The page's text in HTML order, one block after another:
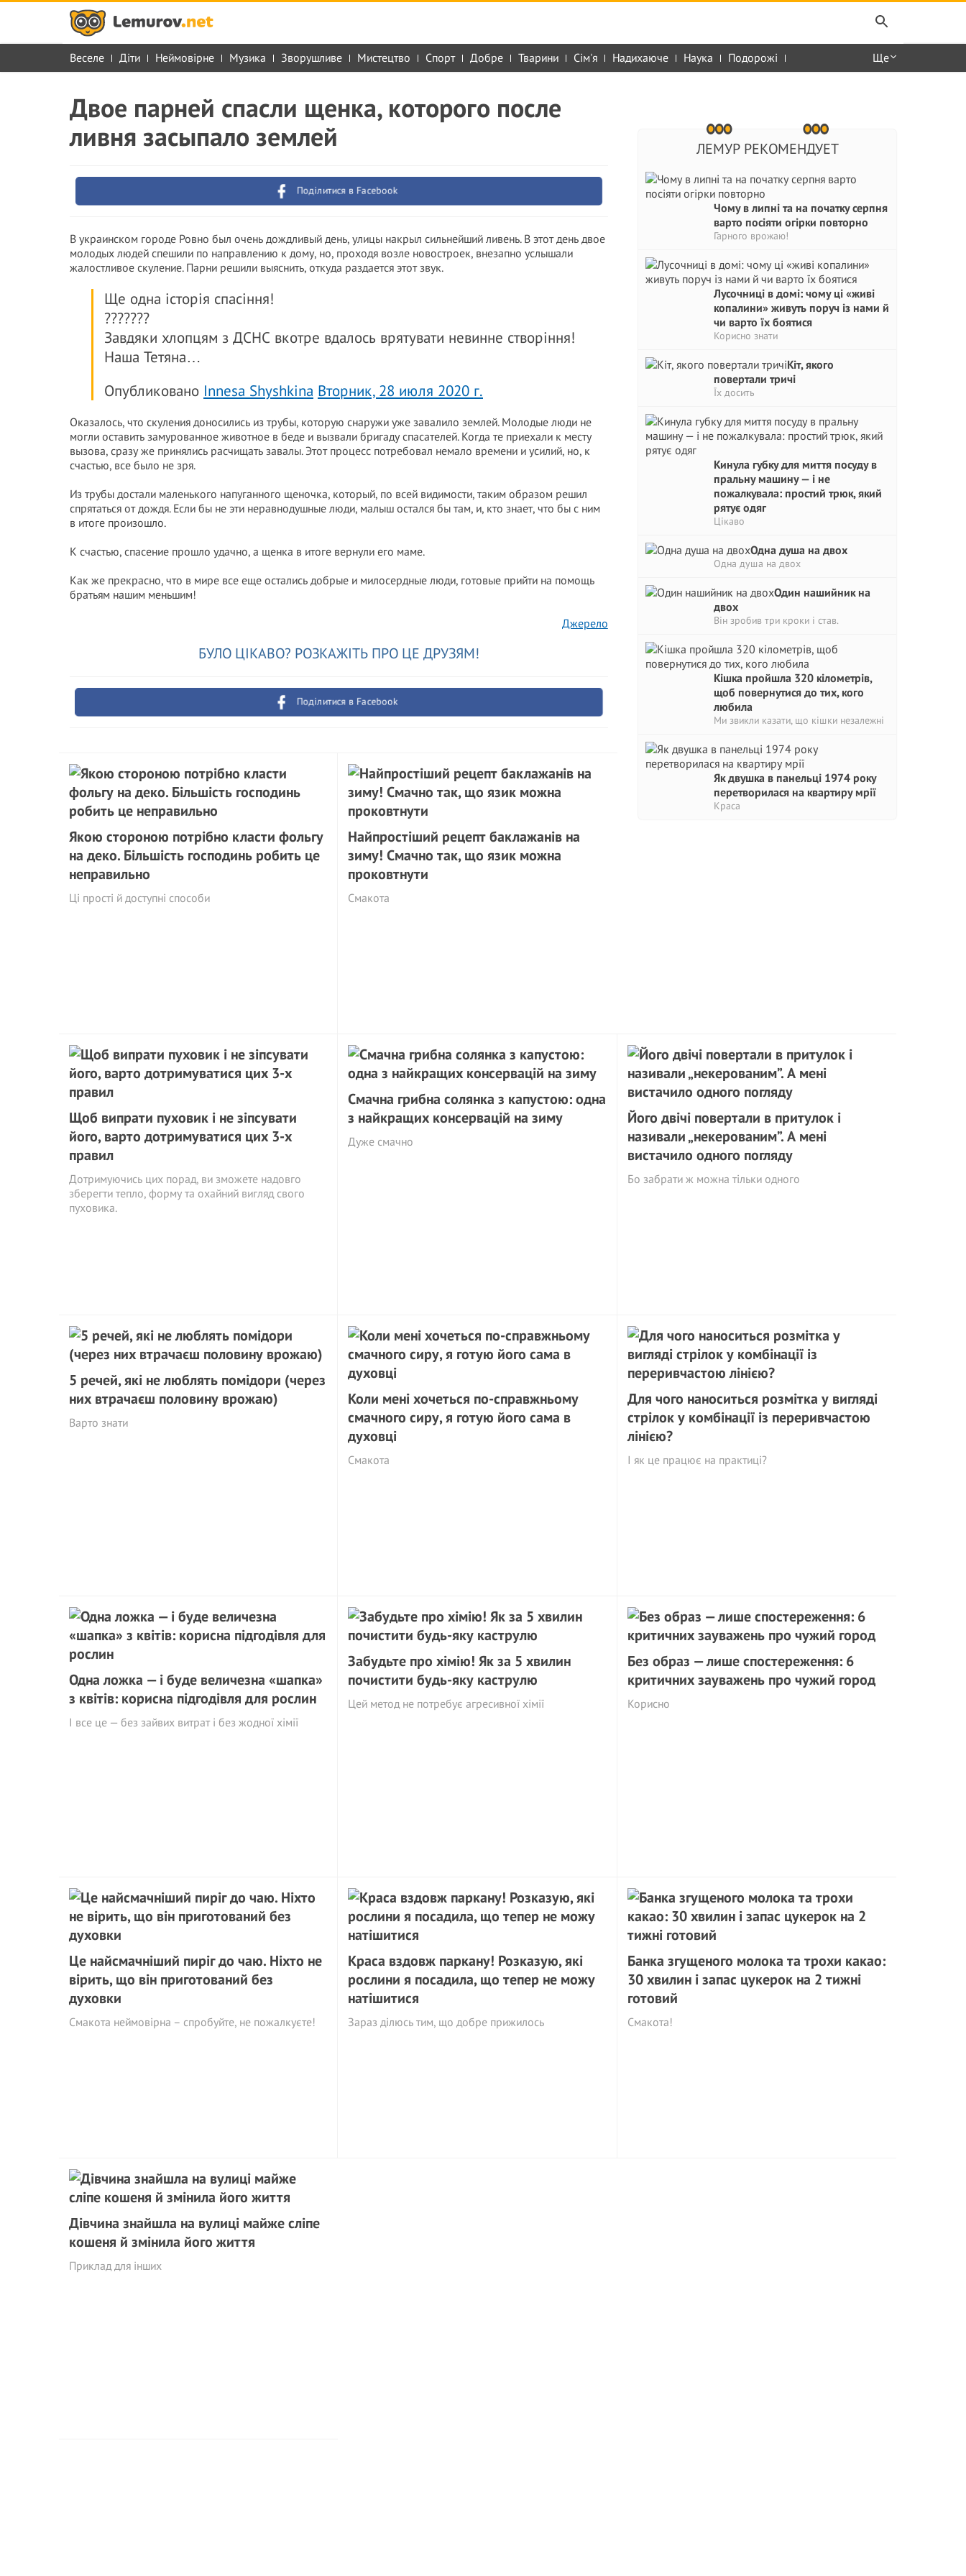
Веселе Діти Неймовірне Музика Зворушливе Мистецтво Спорт Добре Тварини Сім'я Надихаюче Наука Подорожі Ще
ЛЕМУР РЕКОМЕНДУЕТ
Чому в липні та на початку серпня
варто посіяти огірки повторно
Гарного врожаю!
Лусочниці в домі: чому ці «живі
копалини» живуть поруч із нами й
чи варто їх боятися
Корисно знати
Кіт, якого
повертали тричі
Їх досить
Кинула губку для миття посуду в
пральну машину — і не
пожалкувала: простий трюк, який
рятує одяг
Цікаво
Одна душа на двох
Одна душа на двох
Один нашийник на
двох
Він зробив три кроки і став.
Кішка пройшла 320 кілометрів,
щоб повернутися до тих, кого
любила
Ми звикли казати, що кішки незалежні
Як двушка в панельці 1974 року
перетворилася на квартиру мрії
Краса
Двое парней спасли щенка, которого после
ливня засыпало землей
Поділитися в Facebook
В украинском городе Ровно был очень дождливый день, улицы накрыл сильнейший ливень. В этот день двое
молодых людей спешили по направлению к дому, но, проходя возле новостроек, внезапно услышали
жалостливое скуление. Парни решили выяснить, откуда раздается этот звук.
Ще одна історія спасіння!
???????
Завдяки хлопцям з ДСНС вкотре вдалось врятувати невинне створіння!
Наша Тетяна…
Опубликовано Innesa Shyshkina Вторник, 28 июля 2020 г.
Оказалось, что скуления доносились из трубы, которую снаружи уже завалило землей. Молодые люди не
могли оставить замурованное животное в беде и вызвали бригаду спасателей. Когда те приехали к месту
вызова, сразу же принялись расчищать завалы. Этот процесс потребовал немало времени и усилий, но, к
счастью, все было не зря.
Из трубы достали маленького напуганного щеночка, который, по всей видимости, таким образом решил
спрятаться от дождя. Если бы не эти неравнодушные люди, малыш остался бы там, и, кто знает, что бы с ним
в итоге произошло.
К счастью, спасение прошло удачно, а щенка в итоге вернули его маме.
Как же прекрасно, что в мире все еще остались добрые и милосердные люди, готовые прийти на помощь
братьям нашим меньшим!
Джерело
БУЛО ЦІКАВО? РОЗКАЖІТЬ ПРО ЦЕ ДРУЗЯМ!
Поділитися в Facebook
Якою стороною потрібно класти фольгу
на деко. Більшість господинь робить це
неправильно
Ці прості й доступні способи
Найпростіший рецепт баклажанів на
зиму! Смачно так, що язик можна
проковтнути
Смакота
Щоб випрати пуховик і не зіпсувати
його, варто дотримуватися цих 3-х
правил
Дотримуючись цих порад, ви зможете надовго
зберегти тепло, форму та охайний вигляд свого
пуховика.
Смачна грибна солянка з капустою: одна
з найкращих консервацій на зиму
Дуже смачно
Його двічі повертали в притулок і
називали „некерованим”. А мені
вистачило одного погляду
Бо забрати ж можна тільки одного
5 речей, які не люблять помідори (через
них втрачаєш половину врожаю)
Варто знати
Коли мені хочеться по-справжньому
смачного сиру, я готую його сама в
духовці
Смакота
Для чого наноситься розмітка у вигляді
стрілок у комбінації із переривчастою
лінією?
І як це працює на практиці?
Одна ложка — і буде величезна «шапка»
з квітів: корисна підгодівля для рослин
І все це — без зайвих витрат і без жодної хімії
Забудьте про хімію! Як за 5 хвилин
почистити будь-яку каструлю
Цей метод не потребує агресивної хімії
Без образ — лише спостереження: 6
критичних зауважень про чужий город
Корисно
Це найсмачніший пиріг до чаю. Ніхто не
вірить, що він приготований без
духовки
Смакота неймовірна – спробуйте, не пожалкуєте!
Краса вздовж паркану! Розказую, які
рослини я посадила, що тепер не можу
натішитися
Зараз ділюсь тим, що добре прижилось
Банка згущеного молока та трохи какао:
30 хвилин і запас цукерок на 2 тижні
готовий
Смакота!
Дівчина знайшла на вулиці майже сліпе
кошеня й змінила його життя
Приклад для інших